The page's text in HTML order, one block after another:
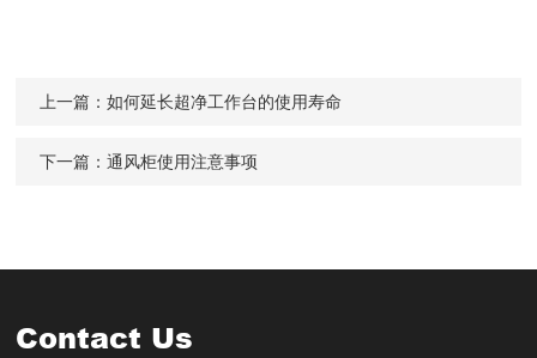
上一篇：如何延长超净工作台的使用寿命
下一篇：通风柜使用注意事项
Contact Us